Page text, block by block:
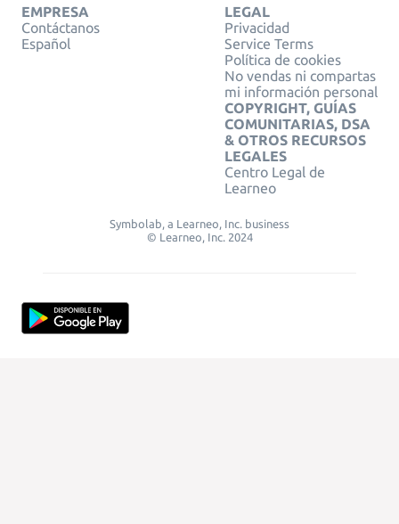
EMPRESA
Contáctanos
Español
LEGAL
Privacidad
Service Terms
Política de cookies
No vendas ni compartas
mi información personal
COPYRIGHT, GUÍAS
COMUNITARIAS, DSA
& OTROS RECURSOS
LEGALES
Centro Legal de
Learneo
Symbolab, a Learneo, Inc. business
© Learneo, Inc. 2024